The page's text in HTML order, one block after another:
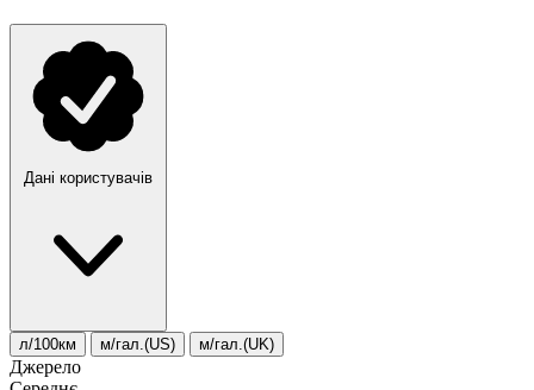
Дані користувачів
л/100км м/гал.(US) м/гал.(UK)
Джерело